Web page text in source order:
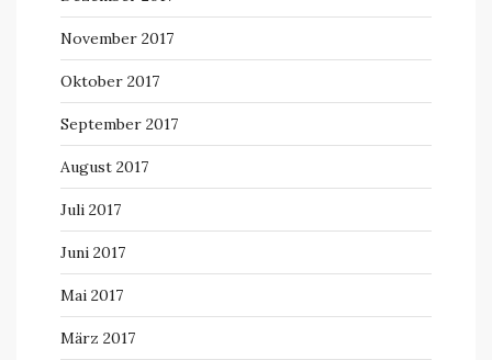
November 2017
Oktober 2017
September 2017
August 2017
Juli 2017
Juni 2017
Mai 2017
März 2017